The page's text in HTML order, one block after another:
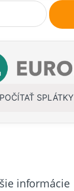
SPLÁTKY
informácie